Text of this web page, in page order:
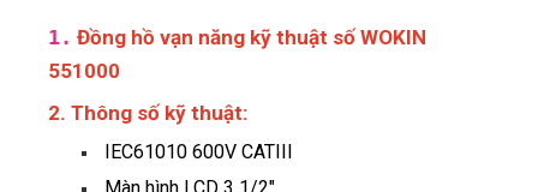
1. Đồng hồ vạn năng kỹ thuật số WOKIN
551000
2. Thông số kỹ thuật:
IEC61010 600V CATIII